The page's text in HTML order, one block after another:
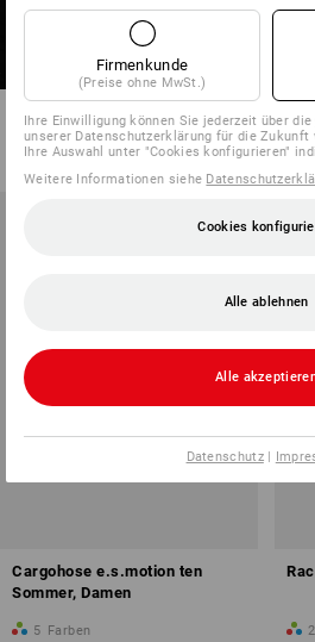
ab
(m.
Cargohose e.s.motion ten
Sommer, Damen
5 Farben 2
Firmenkunde
(Preise ohne MwSt.)
Ihre Einwilligung können Sie jederzeit über die
unserer Datenschutzerklärung für die Zukunft
Ihre Auswahl unter "Cookies konfigurieren"
Weitere Informationen siehe
Cookies
Alle ablehnen
Alle
Datenschutz|